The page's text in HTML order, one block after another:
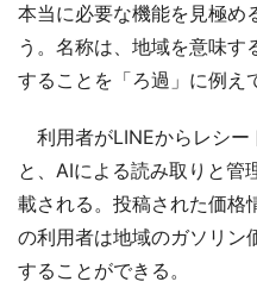
本当に必要な機能を見極め
う。名称は、地域を意味す
することを「ろ過」に例え
利用者がLINEからレシー
と、AIによる読み取りと管
載される。投稿された価格
の利用者は地域のガソリン
することができる。